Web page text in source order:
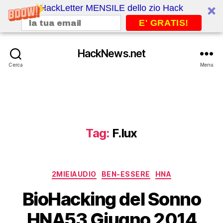
HackLetter MENSILE dello zio Hack
E' GRATIS!
Cerca
HackNews.net
Menu
Tag: F.lux
Categorie
2MIEIAUDIO BEN-ESSERE HNA
BioHacking del Sonno